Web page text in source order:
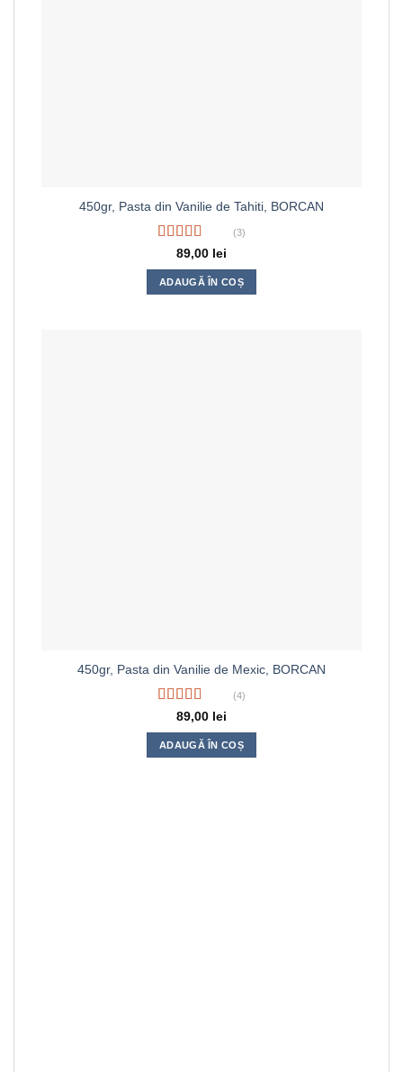
450gr, Pasta din Vanilie de Tahiti, BORCAN
Evaluat la
4.33din 5
(3)
89,00 lei
ADAUGĂ ÎN COȘ
450gr, Pasta din Vanilie de Mexic, BORCAN
Evaluat la
4.50din 5
(4)
89,00 lei
ADAUGĂ ÎN COȘ